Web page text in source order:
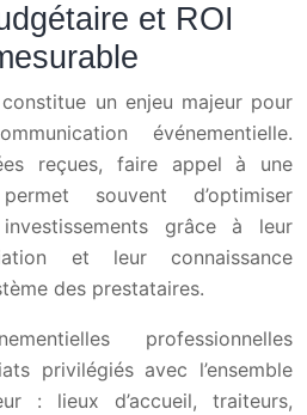
et ROI
un enjeu majeur pour
événementielle.
reçues, faire appel à une
souvent d’optimiser
grâce à leur
et leur connaissance
des prestataires.
professionnelles
privilégiés avec l’ensemble
: lieux d’accueil, traiteurs,